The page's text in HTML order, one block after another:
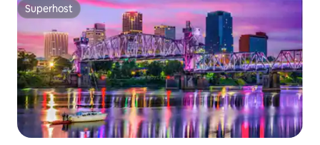
Superhost
Superhost